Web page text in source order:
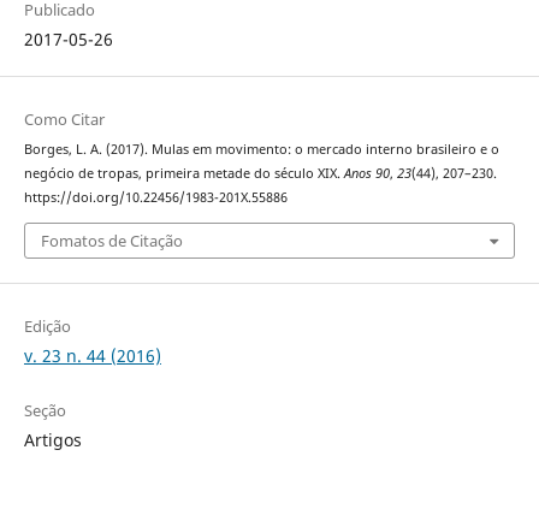
Publicado
2017-05-26
Como Citar
Borges, L. A. (2017). Mulas em movimento: o mercado interno brasileiro e o
negócio de tropas, primeira metade do século XIX.Anos 90, 23(44), 207–230.
https://doi.org/10.22456/1983-201X.55886
Fomatos de Citação
Edição
v. 23 n. 44 (2016)
Seção
Artigos